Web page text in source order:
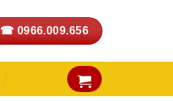
☎ 0966.009.656